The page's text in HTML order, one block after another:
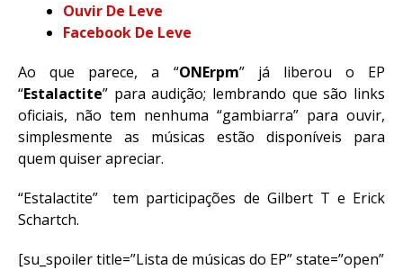
Ouvir De Leve
Facebook De Leve
Ao que parece, a “ONErpm” já liberou o EP
“Estalactite” para audição; lembrando que são links
oficiais, não tem nenhuma “gambiarra” para ouvir,
simplesmente as músicas estão disponíveis para
quem quiser apreciar.
“Estalactite” tem participações de Gilbert T e Erick
Schartch.
[su_spoiler title=”Lista de músicas do EP” state=”open”